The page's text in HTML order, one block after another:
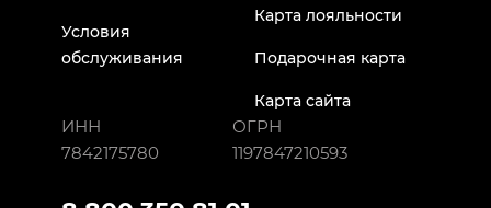
Условия
обслуживания
Карта лояльности
Подарочная карта
Карта сайта
ИНН
7842175780
ОГРН
1197847210593